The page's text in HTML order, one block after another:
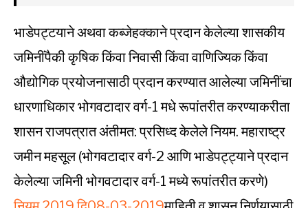
भाडेपट्टयाने अथवा कब्जेहक्काने प्रदान केलेल्या शासकीय
जमिनींपैकी कृषिक किंवा निवासी किंवा वाणिज्यिक किंवा
औद्योगिक प्रयोजनासाठी प्रदान करण्यात आलेल्या जमिनींचा
धारणाधिकार भोगवटादार वर्ग-1 मधे रूपांतरीत करण्याकरीता
शासन राजपत्रात अंतीमत: प्रसिध्द केलेले नियम. महाराष्ट्र
जमीन महसूल (भोगवटादार वर्ग-2 आणि भाडेपट्ट्याने प्रदान
केलेल्या जमिनी भोगवटादार वर्ग-1 मध्ये रूपांतरीत करणे)